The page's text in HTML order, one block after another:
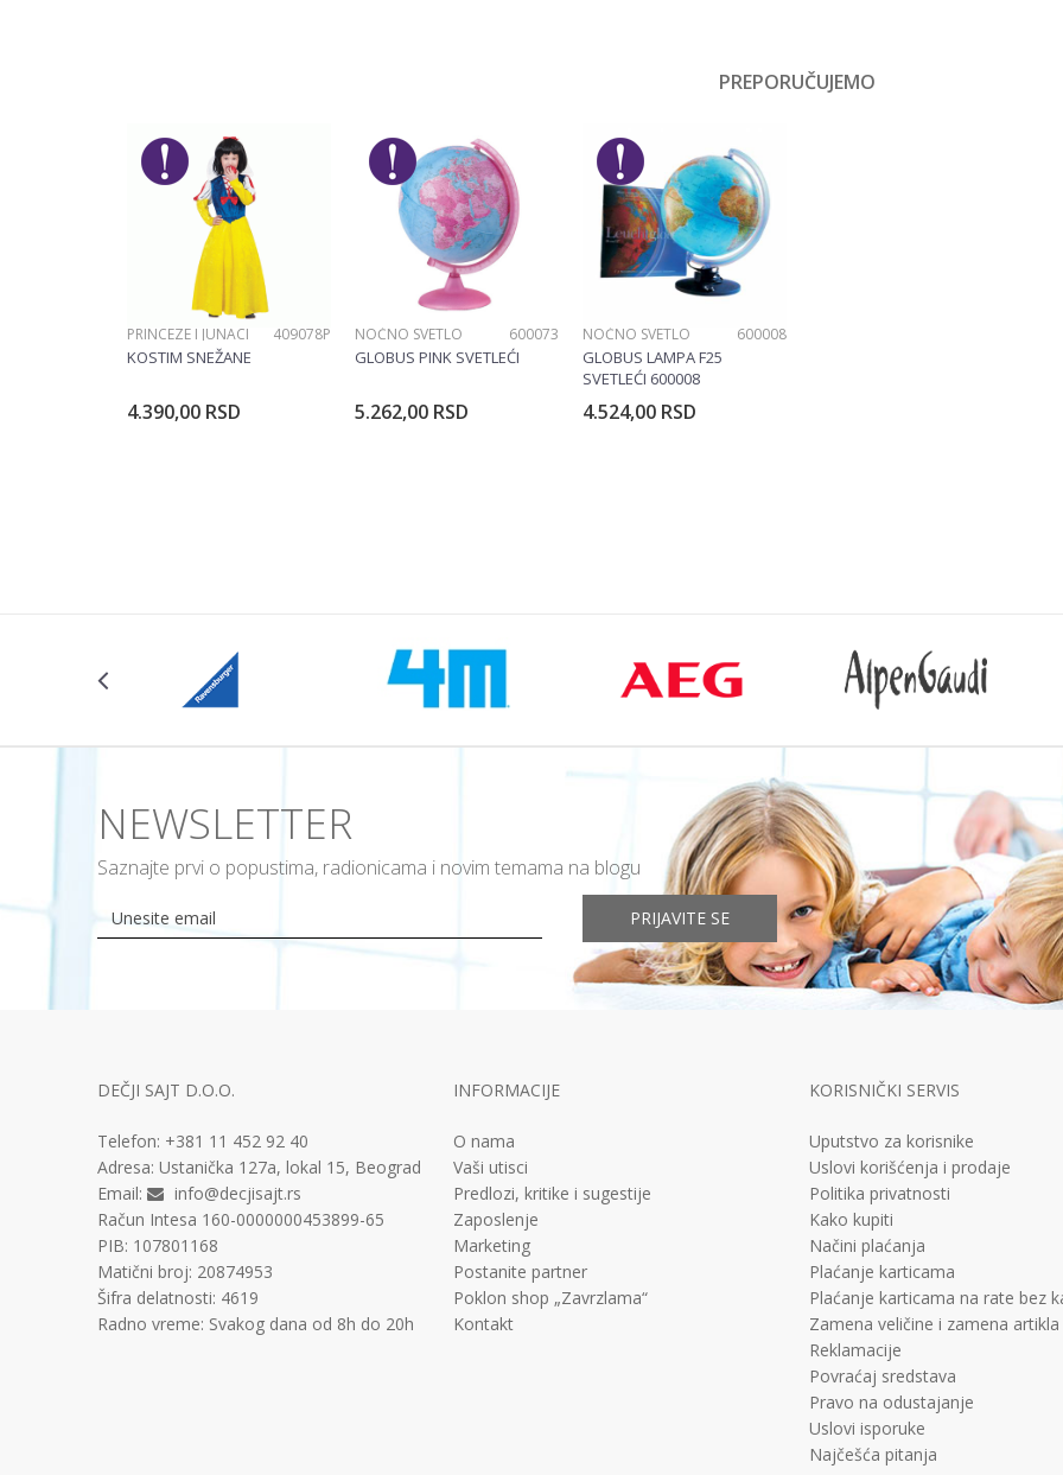
Brend
No name
Materijal
Plastika
Poruka
POŠALJI
PREPORUČUJEMO
PRINCEZE I JUNACI 409078P
KOSTIM SNEŽANE
4.390,00 RSD
NOĆNO SVETLO 600073
GLOBUS PINK SVETLEĆI
5.262,00 RSD
NOĆNO SVETLO 600008
GLOBUS LAMPA F25
SVETLEĆI 600008
4.524,00 RSD
NEWSLETTER
Saznajte prvi o popustima, radionicama i novim temama na blogu
PRIJAVITE SE
DEČJI SAJT D.O.O.
Telefon: +381 11 452 92 40
Adresa: Ustanička 127a, lokal 15, Beograd
Email:
info@decjisajt.rs
Račun Intesa 160-0000000453899-65
PIB: 107801168
Matični broj: 20874953
Šifra delatnosti: 4619
Radno vreme: Svakog dana od 8h do 20h
INFORMACIJE
O nama
Vaši utisci
Predlozi, kritike i sugestije
Zaposlenje
Marketing
Postanite partner
Poklon shop „Zavrzlama“
Kontakt
KORISNIČKI SERVIS
Uputstvo za korisnike
Uslovi korišćenja i prodaje
Politika privatnosti
Kako kupiti
Načini plaćanja
Plaćanje karticama
Plaćanje karticama na rate bez
Zamena veličine i zamena
Reklamacije
Povraćaj sredstava
Pravo na odustajanje
Uslovi isporuke
Najčešća pitanja